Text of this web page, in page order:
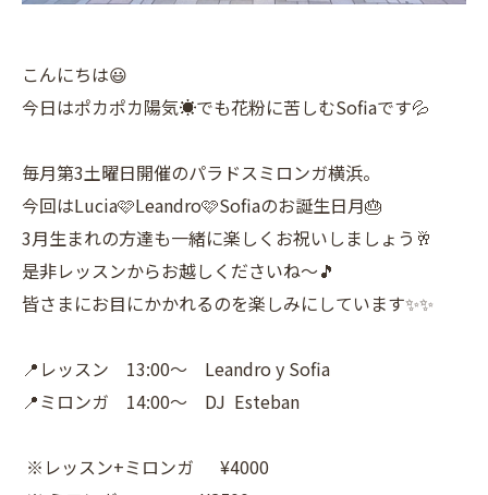
こんにちは😃
今日はポカポカ陽気☀️でも花粉に苦しむSofiaです💦
毎月第3土曜日開催のパラドスミロンガ横浜。
今回はLucia🩷Leandro🩷Sofiaのお誕生日月🎂
3月生まれの方達も一緒に楽しくお祝いしましょう🥂
是非レッスンからお越しくださいね〜🎵
皆さまにお目にかかれるのを楽しみにしています✨✨
📍レッスン 13:00〜 Leandro y Sofia
📍ミロンガ 14:00〜 DJ Esteban
※レッスン+ミロンガ ¥4000